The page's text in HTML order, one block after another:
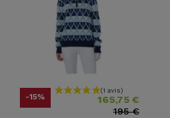
-15% Prix 165,75 €
Prix ​​habituel
195 €